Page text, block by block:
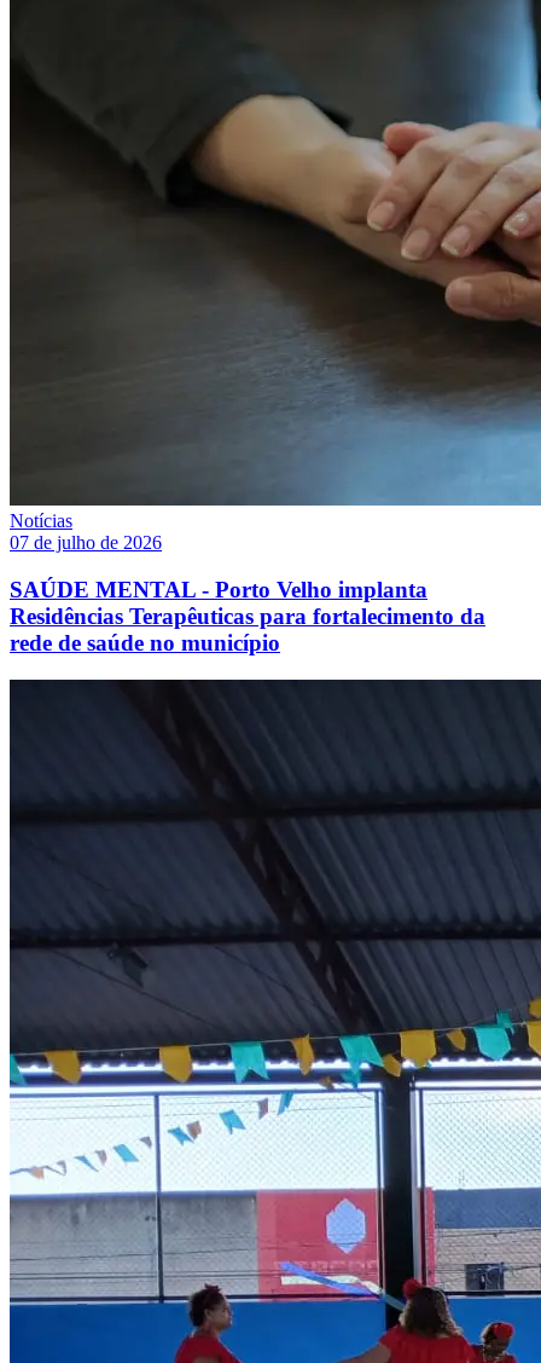
Notícias
07 de julho de 2026
SAÚDE MENTAL - Porto Velho implanta
Residências Terapêuticas para fortalecimento da
rede de saúde no município